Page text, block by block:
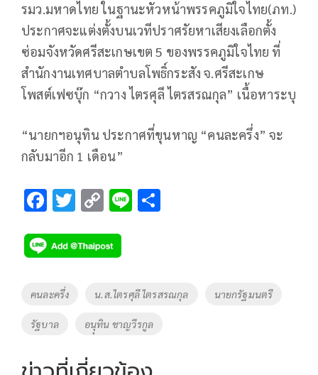
รมว.มหาดไทย ในฐานะหัวหน้าพรรคภูมิใจไทย(ภท.)
ประกาศจะแต่งตั้งบนเวทีปราศรัยหาเสียงเลือกตั้ง
ซ่อมจังหวัดศรีสะเกษเขต 5 ของพรรคภูมิใจไทย ที่
สำนักงานเทศบาลตำบลโพธิ์กระสัง จ.ศรีสะเกษ
โพสต์เฟซบุ๊ก “กวาง ไตรศุลี ไตรสรณกุล” เนื้อหาระบุ
“นายกฯอนุทิน ประกาศที่ขุนหาญ “คนละครึ่ง” จะ
กลับมาอีก 1 เดือน”
F
e
b
o
k
T
tt
er
C
p
y
Li
k
Li
Tags
คนละครึ่ง น.ส.ไตรศุลี ไตรสรณกุล นายกรัฐมนตรี
รัฐบาล อนุุทิน ชาญวีรกูล